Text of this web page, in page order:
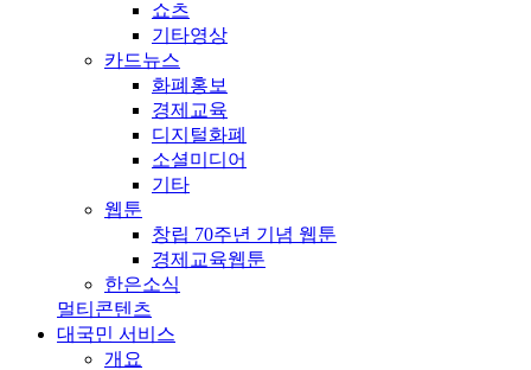
쇼츠
기타영상
카드뉴스
화폐홍보
경제교육
디지털화폐
소셜미디어
기타
웹툰
창립 70주년 기념 웹툰
경제교육웹툰
한은소식
멀티콘텐츠
대국민 서비스
개요